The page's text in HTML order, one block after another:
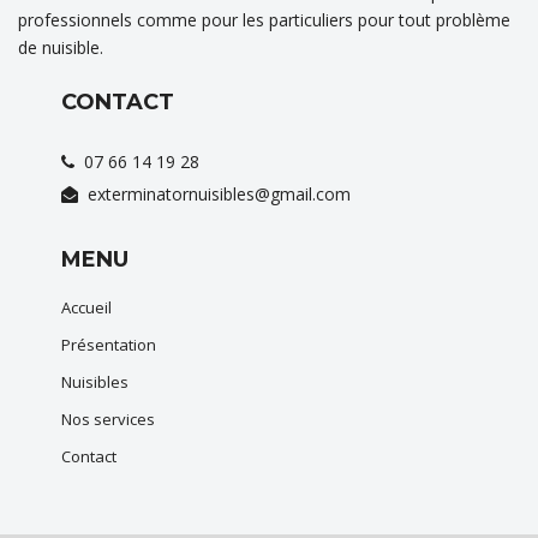
professionnels comme pour les particuliers pour tout problème
de nuisible.
CONTACT
07 66 14 19 28
exterminatornuisibles@gmail.com
MENU
Accueil
Présentation
Nuisibles
Nos services
Contact